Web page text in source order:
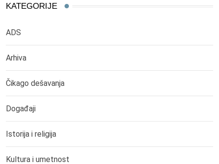
KATEGORIJE
ADS
Arhiva
Čikago dešavanja
Događaji
Istorija i religija
Kultura i umetnost